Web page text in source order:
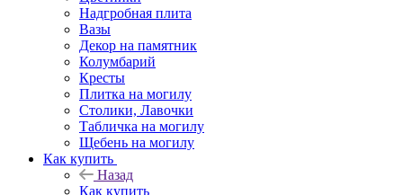
Надгробная плита
Вазы
Декор на памятник
Колумбарий
Кресты
Плитка на могилу
Столики, Лавочки
Табличка на могилу
Щебень на могилу
Как купить
Назад
Как купить